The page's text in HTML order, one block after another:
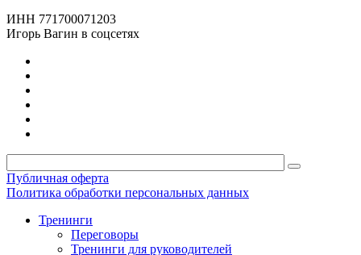
ИНН 771700071203
Игорь Вагин в соцсетях
Публичная оферта
Политика обработки персональных данных
Тренинги
Переговоры
Тренинги для руководителей